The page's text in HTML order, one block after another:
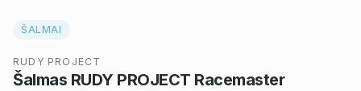
ŠALMAI
RUDY PROJECT
Šalmas RUDY PROJECT Racemaster